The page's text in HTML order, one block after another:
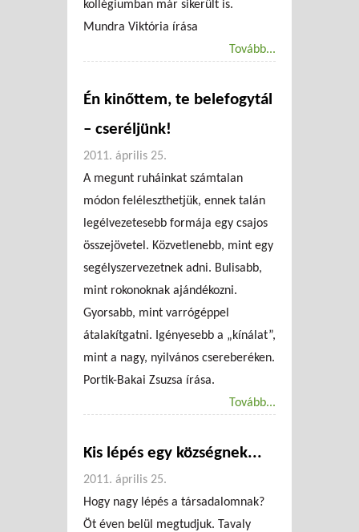
kollégiumban már sikerült is.
Mundra Viktória írása
Tovább...
Én kinőttem, te belefogytál
– cseréljünk!
2011. április 25.
A megunt ruháinkat számtalan
módon feléleszthetjük, ennek talán
legélvezetesebb formája egy csajos
összejövetel. Közvetlenebb, mint egy
segélyszervezetnek adni. Bulisabb,
mint rokonoknak ajándékozni.
Gyorsabb, mint varrógéppel
átalakítgatni. Igényesebb a „kínálat”,
mint a nagy, nyilvános csereberéken.
Portik-Bakai Zsuzsa írása.
Tovább...
Kis lépés egy községnek...
2011. április 25.
Hogy nagy lépés a társadalomnak?
Öt éven belül megtudjuk. Tavaly